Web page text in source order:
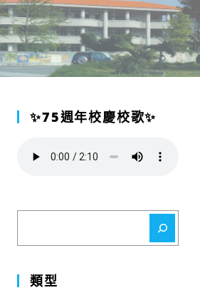
✨75週年校慶校歌✨
類型